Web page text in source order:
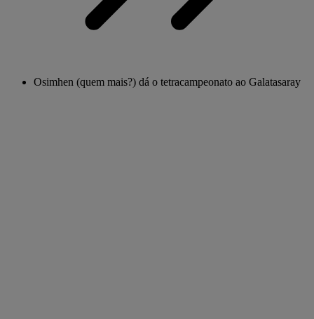
Osimhen (quem mais?) dá o tetracampeonato ao Galatasaray